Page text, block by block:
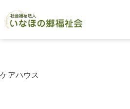
ケアハウス